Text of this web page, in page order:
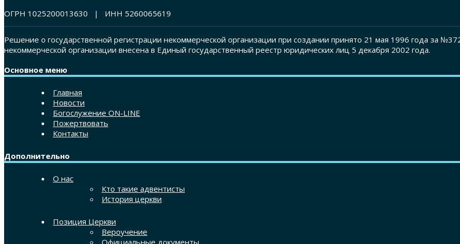
ОГРН 1025200013630 | ИНН 5260065619
Решение о государственной регистрации некоммерческой организации при создании принято 21 мая 1996 года за
некоммерческой организации внесена в Единый государственный реестр юридических лиц 5 декабря 2002 года.
Основное меню
Главная
Новости
Богослужение ON-LINE
Пожертвовать
Контакты
Дополнительно
О нас
Кто такие адвентисты
История церкви
Позиция Церкви
Вероучение